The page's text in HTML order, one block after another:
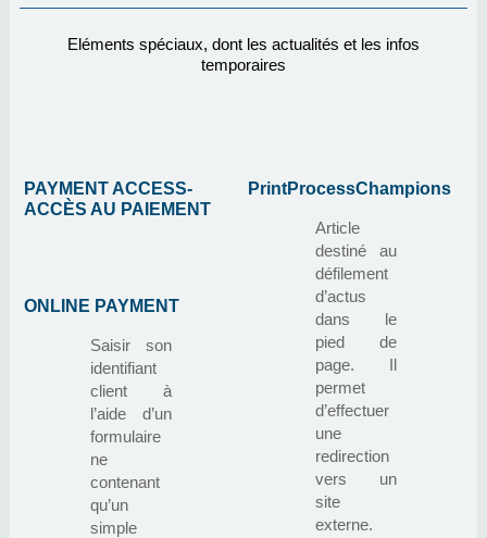
Eléments spéciaux, dont les actualités et les infos
temporaires
PAYMENT ACCESS-
ACCÈS AU PAIEMENT
ONLINE PAYMENT
Saisir son
identifiant
client à
l’aide d’un
formulaire
ne
contenant
qu’un
simple
PrintProcessChampions
Article
destiné au
défilement
d’actus
dans le
pied de
page. Il
permet
d’effectuer
une
redirection
vers un
site
externe.